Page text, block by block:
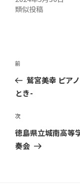
類似投稿
投
ナ
ビ
ゲ
ー
シ
前
の
投
前
鷲宮美幸 ピア
とき-
次
の
投
次
徳島県立城南高等
奏会